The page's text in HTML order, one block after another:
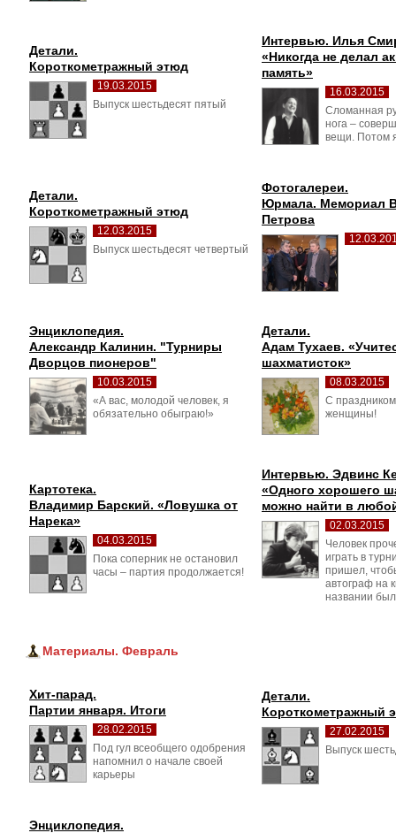
Детали.
Короткометражный этюд
19.03.2015
Выпуск шестьдесят пятый
Интервью. Илья
«Никогда не делал
память»
16.03.2015
Сломанная
нога –
вещи. Потом
Детали.
Короткометражный этюд
12.03.2015
Выпуск шестьдесят четвертый
Фотогалереи.
Юрмала. Мемориал
Петрова
Энциклопедия.
Александр Калинин. "Турниры
Дворцов пионеров"
10.03.2015
«А вас, молодой человек, я
обязательно обыграю!»
Детали.
Адам Тухаев.
шахматисток»
08.03.2015
С
женщины!
Картотека.
Владимир Барский. «Ловушка от
Нарека»
04.03.2015
Пока соперник не остановил
часы – партия продолжается!
Интервью. Эдвинс
«Одного хорошего
можно найти в
02.03.2015
Человек
играть в
пришел,
автограф на
названии
Материалы. Февраль
Хит-парад.
Партии января. Итоги
28.02.2015
Под гул всеобщего одобрения
напомнил о начале своей
карьеры
Детали.
Короткометражный
27.02.2015
Выпуск
Энциклопедия.